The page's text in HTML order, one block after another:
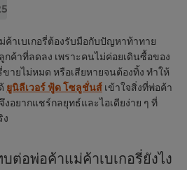
าเบเกอรี่ต้องรับมือกับปัญหาท้าทาย
ค้าที่ลดลง เพราะคนไม่ค่อยเดินซื้อของ
ขายไม่หมด หรือเสียหายจนต้องทิ้ง ทำให้
ยูนิลีเวอร์ ฟู้ด โซลูชั่นส์ เข้าใจสิ่งที่พ่อค้า
อยากแชร์กลยุทธ์และไอเดียง่าย ๆ ที่
ต่อพ่อค้าแม่ค้าเบเกอรี่ยังไง